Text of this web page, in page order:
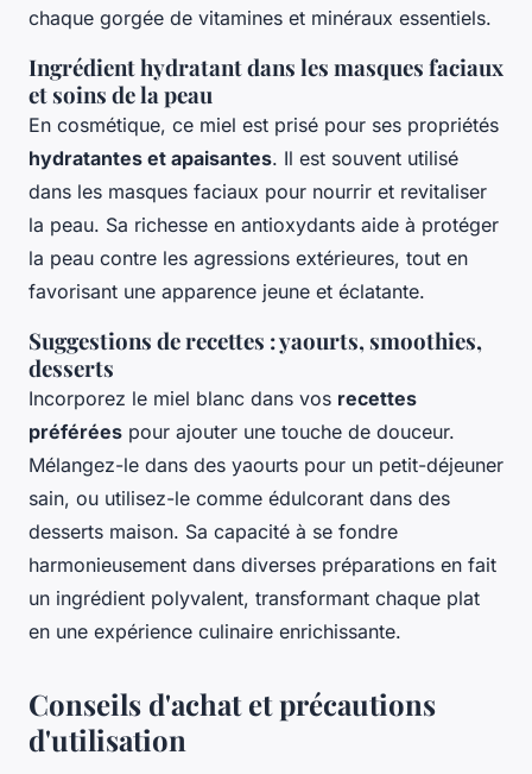
chaque gorgée de vitamines et minéraux essentiels.
Ingrédient hydratant dans les masques faciaux
et soins de la peau
En cosmétique, ce miel est prisé pour ses propriétés
hydratantes et apaisantes. Il est souvent utilisé
dans les masques faciaux pour nourrir et revitaliser
la peau. Sa richesse en antioxydants aide à protéger
la peau contre les agressions extérieures, tout en
favorisant une apparence jeune et éclatante.
Suggestions de recettes : yaourts, smoothies,
desserts
Incorporez le miel blanc dans vos recettes
préférées pour ajouter une touche de douceur.
Mélangez-le dans des yaourts pour un petit-déjeuner
sain, ou utilisez-le comme édulcorant dans des
desserts maison. Sa capacité à se fondre
harmonieusement dans diverses préparations en fait
un ingrédient polyvalent, transformant chaque plat
en une expérience culinaire enrichissante.
Conseils d'achat et précautions
d'utilisation